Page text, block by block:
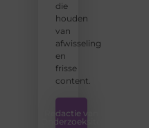
die
houden
van
afwisseling
en
frisse
content.
Redactie van
Onderzoeksite